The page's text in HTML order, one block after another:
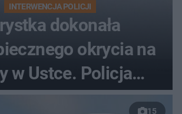
INTERWENCJA POLICJI
dokonała
okrycia na
w Ustce. Policja
zamknąć odcinek
15